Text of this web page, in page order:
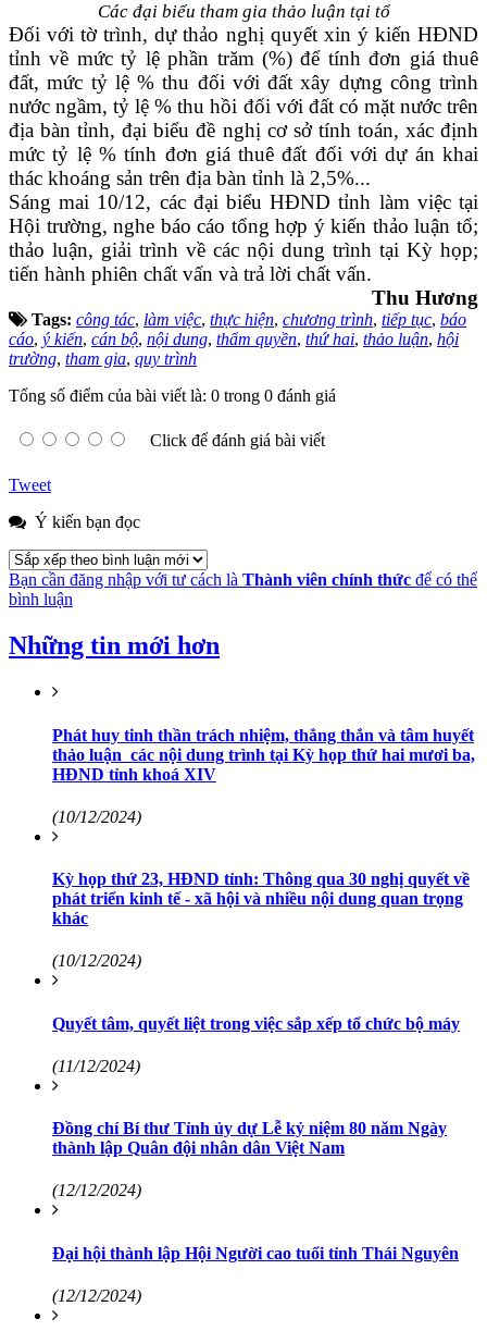
Các đại biểu tham gia thảo luận tại tổ
Đối với tờ trình, dự thảo nghị quyết xin ý kiến HĐND
tỉnh về mức tỷ lệ phần trăm (%) để tính đơn giá thuê
đất, mức tỷ lệ % thu đối với đất xây dựng công trình
nước ngầm, tỷ lệ % thu hồi đối với đất có mặt nước trên
địa bàn tỉnh, đại biểu đề nghị cơ sở tính toán, xác định
mức tỷ lệ % tính đơn giá thuê đất đối với dự án khai
thác khoáng sản trên địa bàn tỉnh là 2,5%...
Sáng mai 10/12, các đại biểu HĐND tỉnh làm việc tại
Hội trường, nghe báo cáo tổng hợp ý kiến thảo luận tổ;
thảo luận, giải trình về các nội dung trình tại Kỳ họp;
tiến hành phiên chất vấn và trả lời chất vấn.
Thu Hương
Tags: công tác, làm việc, thực hiện, chương trình, tiếp tục, báo
cáo, ý kiến, cán bộ, nội dung, thẩm quyền, thứ hai, thảo luận, hội
trường, tham gia, quy trình
Tổng số điểm của bài viết là: 0 trong 0 đánh giá
Click để đánh giá bài viết
Tweet
Ý kiến bạn đọc
Bạn cần đăng nhập với tư cách là Thành viên chính thức để có thể
bình luận
Những tin mới hơn
Phát huy tinh thần trách nhiệm, thẳng thắn và tâm huyết
thảo luận các nội dung trình tại Kỳ họp thứ hai mươi ba,
HĐND tỉnh khoá XIV
(10/12/2024)
Kỳ họp thứ 23, HĐND tỉnh: Thông qua 30 nghị quyết về
phát triển kinh tế - xã hội và nhiều nội dung quan trọng
khác
(10/12/2024)
Quyết tâm, quyết liệt trong việc sắp xếp tổ chức bộ máy
(11/12/2024)
Đồng chí Bí thư Tỉnh ủy dự Lễ kỷ niệm 80 năm Ngày
thành lập Quân đội nhân dân Việt Nam
(12/12/2024)
Đại hội thành lập Hội Người cao tuổi tỉnh Thái Nguyên
(12/12/2024)